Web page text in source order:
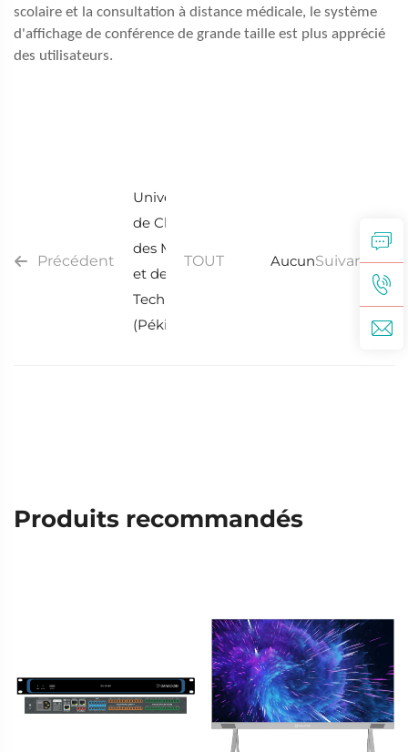
scolaire et la consultation à distance médicale, le système
d'affichage de conférence de grande taille est plus apprécié
des utilisateurs.
Précédent
Université
de Chine
des Mines
et de la
Technologie
(Pékin)
TOUT Suivant
Aucun
Produits recommandés